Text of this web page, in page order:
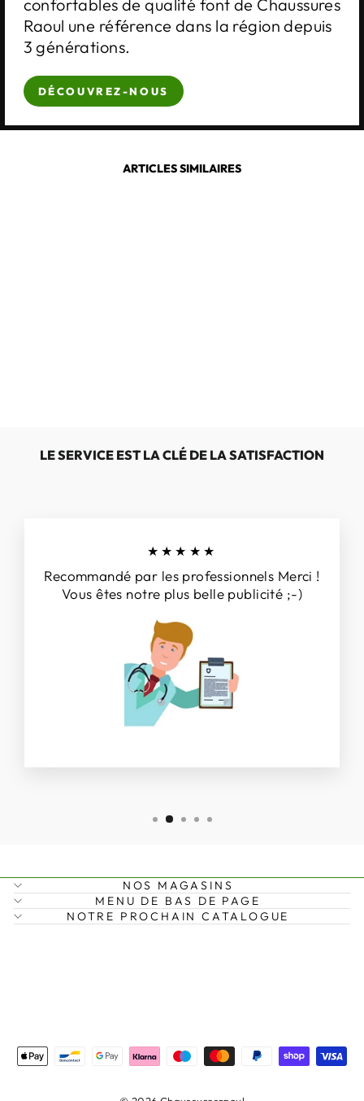
confortables de qualité font de Chaussures
Raoul une référence dans la région depuis
3 générations.
DÉCOUVREZ-NOUS
ARTICLES SIMILAIRES
LE SERVICE EST LA CLÉ DE LA SATISFACTION
★★★★★
Recommandé par les professionnels Merci !
Vous êtes notre plus belle publicité ;-)
NOS MAGASINS
MENU DE BAS DE PAGE
NOTRE PROCHAIN CATALOGUE